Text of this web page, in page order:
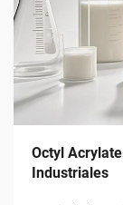
Octyl
Industriales